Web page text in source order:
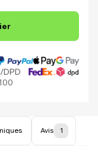
DPD
Avis 1